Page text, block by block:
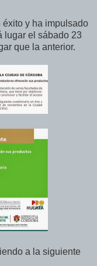
éxito y ha impulsado
lugar el sábado 23
que la anterior.
a la siguiente